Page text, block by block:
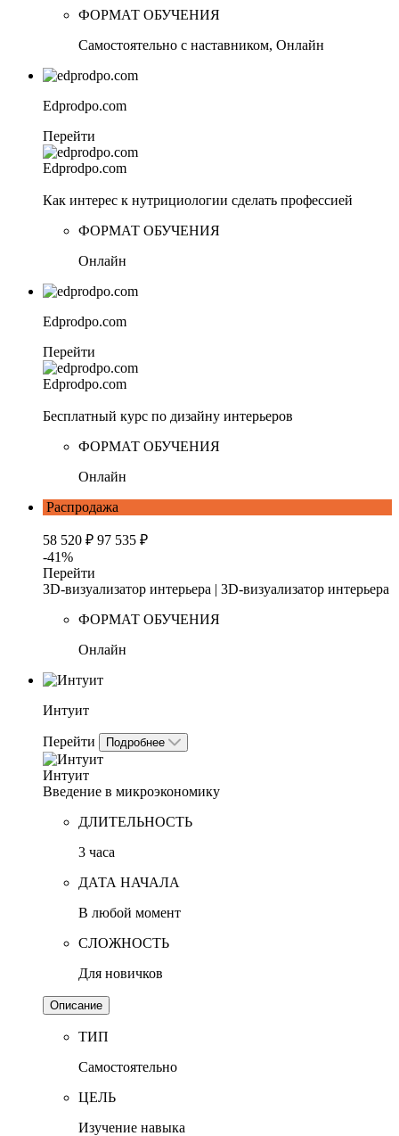
ФОРМАТ ОБУЧЕНИЯ
Самостоятельно с наставником, Онлайн
Edprodpo.com
Перейти
Edprodpo.com
Как интерес к нутрициологии сделать профессией
ФОРМАТ ОБУЧЕНИЯ
Онлайн
Edprodpo.com
Перейти
Edprodpo.com
Бесплатный курс по дизайну интерьеров
ФОРМАТ ОБУЧЕНИЯ
Онлайн
Распродажа
58 520 ₽ 97 535 ₽
-41%
Перейти
3D-визуализатор интерьера | 3D-визуализатор интерьера
ФОРМАТ ОБУЧЕНИЯ
Онлайн
Интуит
Перейти Подробнее
Интуит
Введение в микроэкономику
ДЛИТЕЛЬНОСТЬ
3 часа
ДАТА НАЧАЛА
В любой момент
СЛОЖНОСТЬ
Для новичков
Описание
ТИП
Самостоятельно
ЦЕЛЬ
Изучение навыка